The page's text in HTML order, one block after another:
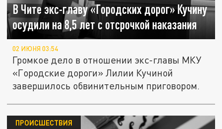
В Чите экс-главу «Городских дорог» Кучину
осудили на 8,5 лет с отсрочкой наказания
02 ИЮНЯ 03:54
Громкое дело в отношении экс-главы МКУ
«Городские дороги» Лилии Кучиной
завершилось обвинительным приговором.
ПРОИСШЕСТВИЯ